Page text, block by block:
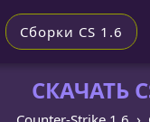
Сборки CS 1.6
СКАЧАТЬ